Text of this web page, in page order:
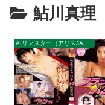
鮎川真理
AIリマスター（アリスJAPAN）